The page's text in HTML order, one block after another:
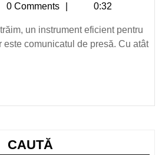
Presă
Gratuit
pentru
0 Comments 0:32
un instrument eficient pentru
este comunicatul de presă. Cu atât
CAUTĂ